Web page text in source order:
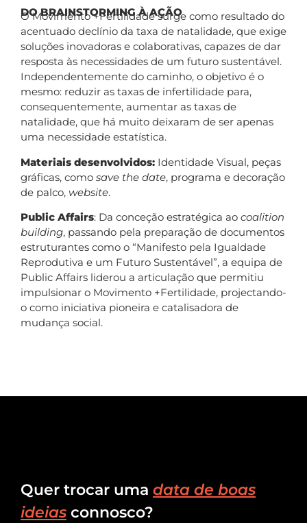
DO BRAINSTORMING À AÇÃO
O Movimento +Fertilidade surge como resultado do
acentuado declínio da taxa de natalidade, que exige
soluções inovadoras e colaborativas, capazes de dar
resposta às necessidades de um futuro sustentável.
Independentemente do caminho, o objetivo é o
mesmo: reduzir as taxas de infertilidade para,
consequentemente, aumentar as taxas de
natalidade, que há muito deixaram de ser apenas
uma necessidade estatística.
Materiais desenvolvidos: Identidade Visual, peças
gráficas, como save the date, programa e decoração
de palco, website.
Public Affairs: Da conceção estratégica ao coalition
building, passando pela preparação de documentos
estruturantes como o “Manifesto pela Igualdade
Reprodutiva e um Futuro Sustentável”, a equipa de
Public Affairs liderou a articulação que permitiu
impulsionar o Movimento +Fertilidade, projectando-
o como iniciativa pioneira e catalisadora de
mudança social.
Quer trocar uma data de boas
ideias connosco?